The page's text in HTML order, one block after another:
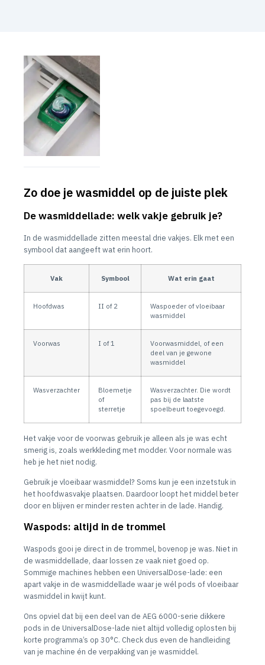
Zo doe je wasmiddel op de juiste plek
De wasmiddellade: welk vakje gebruik je?
In de wasmiddellade zitten meestal drie vakjes. Elk met een
symbool dat aangeeft wat erin hoort.
Vak Symbool Wat erin gaat
Hoofdwas II of 2
Waspoeder of vloeibaar
wasmiddel
Voorwas I of 1
Voorwasmiddel, of een
deel van je gewone
wasmiddel
Wasverzachter
Bloemetje
of
sterretje
Wasverzachter. Die wordt
pas bij de laatste
spoelbeurt toegevoegd.
Het vakje voor de voorwas gebruik je alleen als je was echt
smerig is, zoals werkkleding met modder. Voor normale was
heb je het niet nodig.
Gebruik je vloeibaar wasmiddel? Soms kun je een inzetstuk in
het hoofdwasvakje plaatsen. Daardoor loopt het middel beter
door en blijven er minder resten achter in de lade. Handig.
Waspods: altijd in de trommel
Waspods gooi je direct in de trommel, bovenop je was. Niet in
de wasmiddellade, daar lossen ze vaak niet goed op.
Sommige machines hebben een UniversalDose-lade: een
apart vakje in de wasmiddellade waar je wél pods of vloeibaar
wasmiddel in kwijt kunt.
Ons opviel dat bij een deel van de AEG 6000-serie dikkere
pods in de UniversalDose-lade niet altijd volledig oplosten bij
korte programma’s op 30°C. Check dus even de handleiding
van je machine én de verpakking van je wasmiddel.